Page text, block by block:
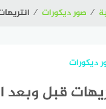
⁄ صور ديكورات ⁄
ديكورات
قبل وبعد